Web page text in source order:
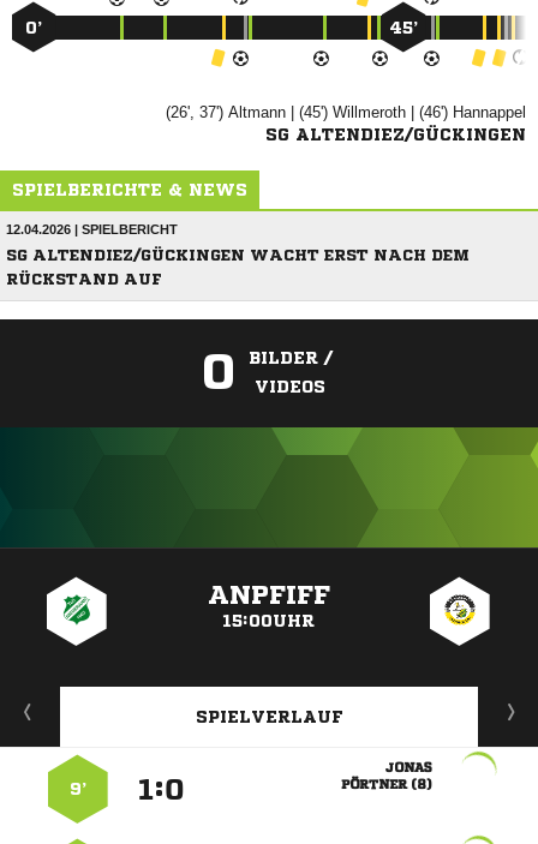
0’ 45’
(26', 37')  | (45')  | (46') 
SG ALTENDIEZ/GÜCKINGEN
SPIELBERICHTE & NEWS
12.04.2026 | SPIELBERICHT
SG ALTENDIEZ/GÜCKINGEN WACHT ERST NACH DEM
RÜCKSTAND AUF
0
BILDER /
VIDEOS
ANPFIFF
15:00UHR
SPIELVERLAUF

 
:
9’